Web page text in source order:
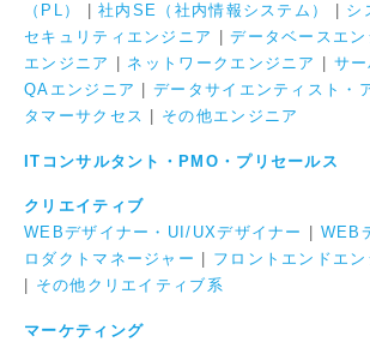
（PL）
|社内SE（社内情報システム） シ
セキュリティエンジニア
|データベースエン
エンジニア
ネットワークエンジニア サ
QAエンジニア
|データサイエンティスト・
タマーサクセス
その他エンジニア
ITコンサルタント・PMO・プリセールス
クリエイティブ
WEBデザイナー・UI/UXデザイナー
WEB
ロダクトマネージャー
フロントエンドエ
その他クリエイティブ系
マーケティング